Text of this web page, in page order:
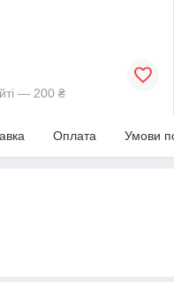
— 200 ₴
Оплата Умови